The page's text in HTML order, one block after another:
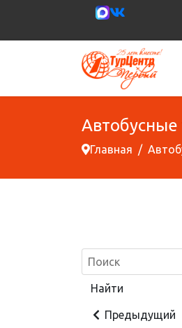
Автобусные
Главная
Предыдущий